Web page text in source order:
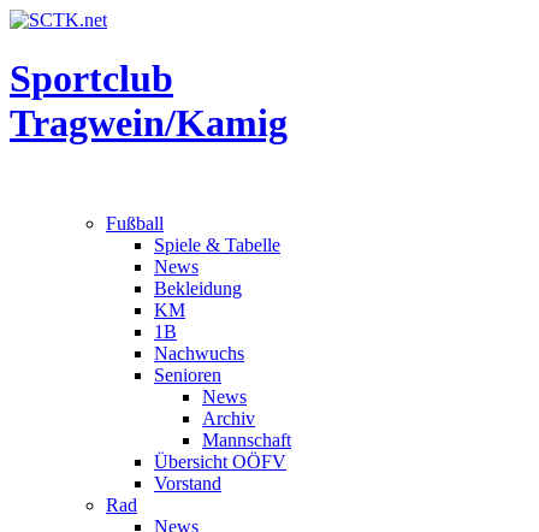
Sportclub
Tragwein/Kamig
Fußball
Spiele & Tabelle
News
Bekleidung
KM
1B
Nachwuchs
Senioren
News
Archiv
Mannschaft
Übersicht OÖFV
Vorstand
Rad
News